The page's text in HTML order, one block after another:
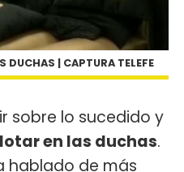
DUCHAS | CAPTURA TELEFE
sobre lo sucedido y
en las duchas.
hablado de más